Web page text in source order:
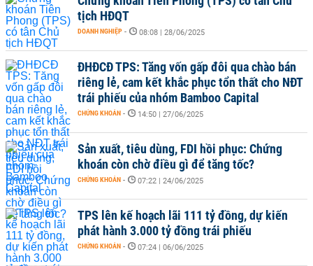
tịch HĐQT
DOANH NGHIỆP - 08:08 | 28/06/2025
ĐHĐCĐ TPS: Tăng vốn gấp đôi qua chào bán
riêng lẻ, cam kết khắc phục tổn thất cho NĐT
trái phiếu của nhóm Bamboo Capital
CHỨNG KHOÁN - 14:50 | 27/06/2025
Sản xuất, tiêu dùng, FDI hồi phục: Chứng
khoán còn chờ điều gì để tăng tốc?
CHỨNG KHOÁN - 07:22 | 24/06/2025
TPS lên kế hoạch lãi 111 tỷ đồng, dự kiến
phát hành 3.000 tỷ đồng trái phiếu
CHỨNG KHOÁN - 07:24 | 06/06/2025